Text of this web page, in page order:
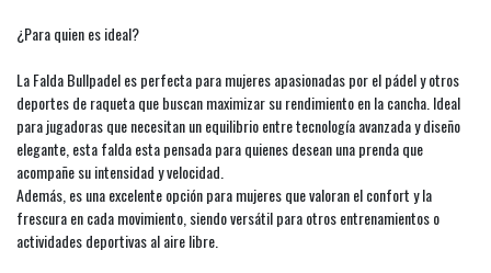
¿Para quien es ideal?
La Falda Bullpadel es perfecta para mujeres apasionadas por el pádel y otros
deportes de raqueta que buscan maximizar su rendimiento en la cancha. Ideal
para jugadoras que necesitan un equilibrio entre tecnología avanzada y diseño
elegante, esta falda esta pensada para quienes desean una prenda que
acompañe su intensidad y velocidad.
Además, es una excelente opción para mujeres que valoran el confort y la
frescura en cada movimiento, siendo versátil para otros entrenamientos o
actividades deportivas al aire libre.